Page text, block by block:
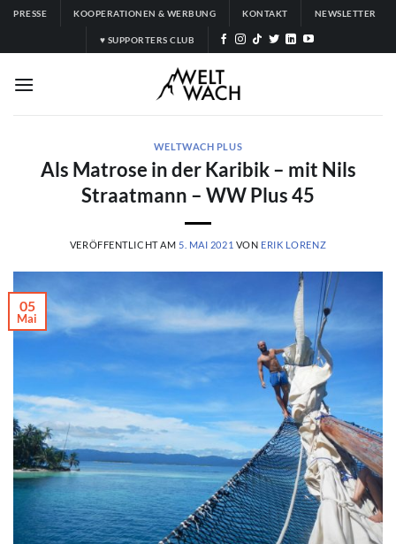
Zum
springen
PRESSE KOOPERATIONEN & WERBUNG KONTAKT NEWSLETTER
♥ SUPPORTERS CLUB
WELTWACH PLUS
Als Matrose in der Karibik – mit Nils
Straatmann – WW Plus 45
VERÖFFENTLICHT AM 5. MAI 2021 VON ERIK LORENZ
05
Mai